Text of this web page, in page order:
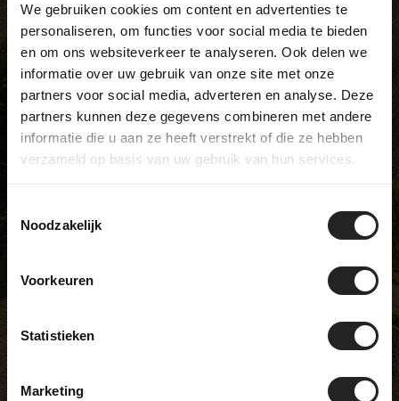
We gebruiken cookies om content en advertenties te
personaliseren, om functies voor social media te bieden
en om ons websiteverkeer te analyseren. Ook delen we
informatie over uw gebruik van onze site met onze
partners voor social media, adverteren en analyse. Deze
partners kunnen deze gegevens combineren met andere
informatie die u aan ze heeft verstrekt of die ze hebben
verzameld op basis van uw gebruik van hun services.
Noodzakelijk
Voorkeuren
Statistieken
Marketing
yourself!
BikeSuperior
De Joncheerelaan 25
7441 HA Nijverdal
The Netherlands
Monday
Saturday